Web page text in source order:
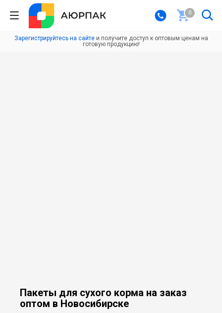
0
Зарегистрируйтесь на сайтеи получите доступ к оптовым ценам на
готовую продукцию!
Пакеты для сухого корма на заказ
оптом в Новосибирске